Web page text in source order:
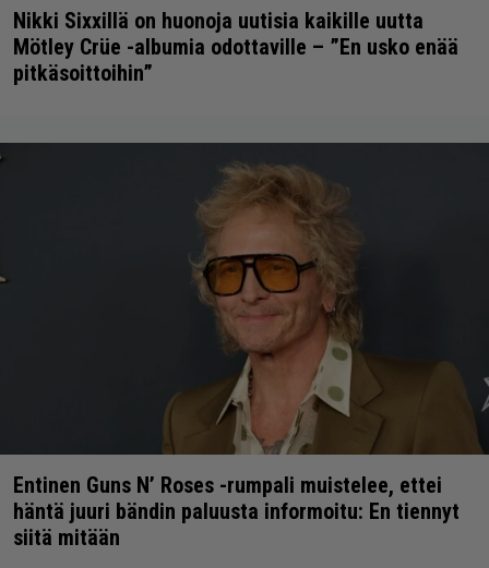
Nikki Sixxillä on huonoja uutisia kaikille uutta
Mötley Crüe -albumia odottaville – ”En usko enää
pitkäsoittoihin”
Entinen Guns N’ Roses -rumpali muistelee, ettei
häntä juuri bändin paluusta informoitu: En tiennyt
siitä mitään